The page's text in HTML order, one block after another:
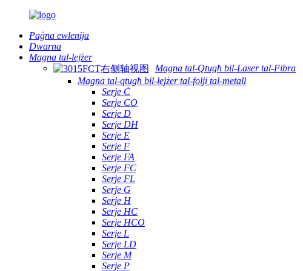
Paġna ewlenija
Dwarna
Magna tal-lejżer
Magna tal-Qtugħ bil-Laser tal-Fibra
Magna tal-qtugħ bil-lejżer tal-folji tal-metall
Serje Ċ
Serje CO
Serje D
Serje DH
Serje E
Serje F
Serje FA
Serje FC
Serje FL
Serje G
Serje H
Serje HC
Serje HCO
Serje L
Serje LD
Serje M
Serje P